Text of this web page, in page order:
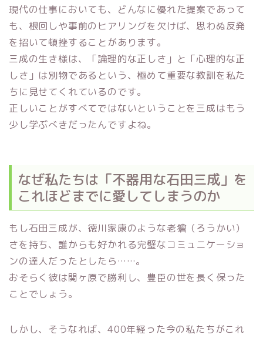
現代の仕事においても、どんなに優れた提案であって
も、根回しや事前のヒアリングを欠けば、思わぬ反発
を招いて頓挫することがあります。
三成の生き様は、「論理的な正しさ」と「心理的な正
しさ」は別物であるという、極めて重要な教訓を私た
ちに見せてくれているのです。
正しいことがすべてではないということを三成はもう
少し学ぶべきだったんですよね。
なぜ私たちは「不器用な石田三成」を
これほどまでに愛してしまうのか
もし石田三成が、徳川家康のような老獪（ろうかい）
さを持ち、誰からも好かれる完璧なコミュニケーショ
ンの達人だったとしたら……。
おそらく彼は関ヶ原で勝利し、豊臣の世を長く保った
ことでしょう。
しかし、そうなれば、400年経った今の私たちがこれ